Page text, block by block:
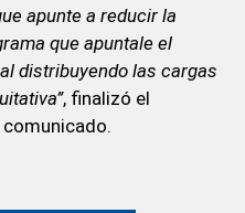
apunte a reducir la
que apuntale el
distribuyendo las cargas
, finalizó el